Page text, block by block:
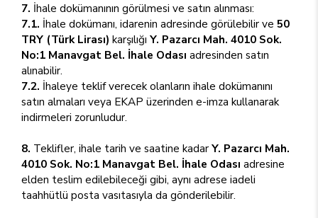
7. İhale dokümanının görülmesi ve satın alınması:
7.1. İhale dokümanı, idarenin adresinde görülebilir ve 50
TRY (Türk Lirası) karşılığı Y. Pazarcı Mah. 4010 Sok.
No:1 Manavgat Bel. İhale Odası adresinden satın
alınabilir.
7.2. İhaleye teklif verecek olanların ihale dokümanını
satın almaları veya EKAP üzerinden e-imza kullanarak
indirmeleri zorunludur.
8. Teklifler, ihale tarih ve saatine kadarY. Pazarcı Mah.
4010 Sok. No:1 Manavgat Bel. İhale Odası adresine
elden teslim edilebileceği gibi, aynı adrese iadeli
taahhütlü posta vasıtasıyla da gönderilebilir.